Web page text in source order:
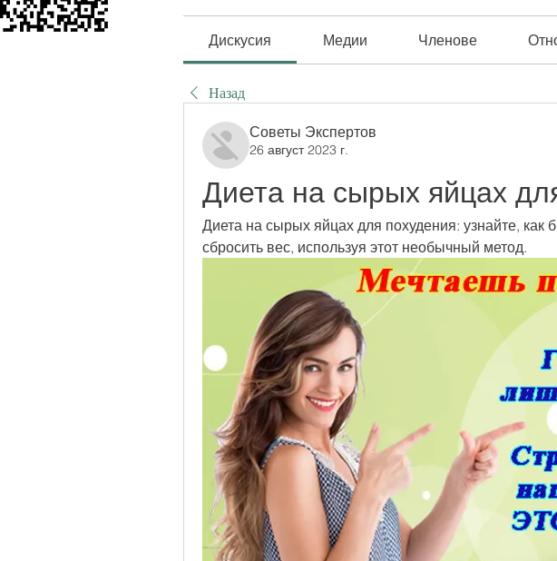
Дискусия Медии Членове
Назад
Советы Экспертов
26 август 2023 г.
Диета на сырых яйцах
Диета на сырых яйцах для похудения: узнайте, как
сбросить вес, используя этот необычный метод.